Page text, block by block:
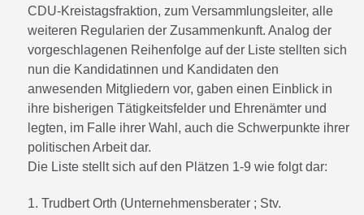
CDU-Kreistagsfraktion, zum Versammlungsleiter, alle
weiteren Regularien der Zusammenkunft. Analog der
vorgeschlagenen Reihenfolge auf der Liste stellten sich
nun die Kandidatinnen und Kandidaten den
anwesenden Mitgliedern vor, gaben einen Einblick in
ihre bisherigen Tätigkeitsfelder und Ehrenämter und
legten, im Falle ihrer Wahl, auch die Schwerpunkte ihrer
politischen Arbeit dar.
Die Liste stellt sich auf den Plätzen 1-9 wie folgt dar:
1. Trudbert Orth (Unternehmensberater ; Stv.